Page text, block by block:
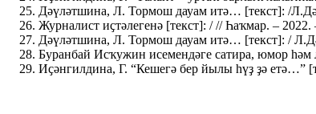
Дәүләтшина, Л. Тормош дауам итә… [текст]: /
Журналист иҫтәлегенә [текст]: / // Һаҡмар. –
Дәүләтшина, Л. Тормош дауам итә… [текст]: /
Буранбай Исҡужин исемендәге сатира, юмор һәм
Иҫәнгилдина, Г. “Кешегә бер йылы һүҙ ҙә етә…”